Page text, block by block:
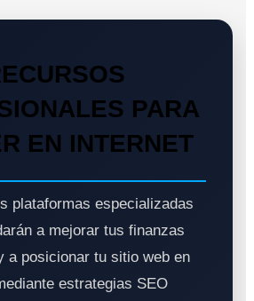
PARA
EN INTERNET
plataformas especializadas
a mejorar tus finanzas
a posicionar tu sitio web en
estrategias SEO